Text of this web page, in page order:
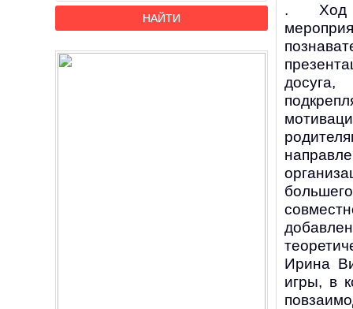
НАЙТИ
. Ход
Ирина
игры, в